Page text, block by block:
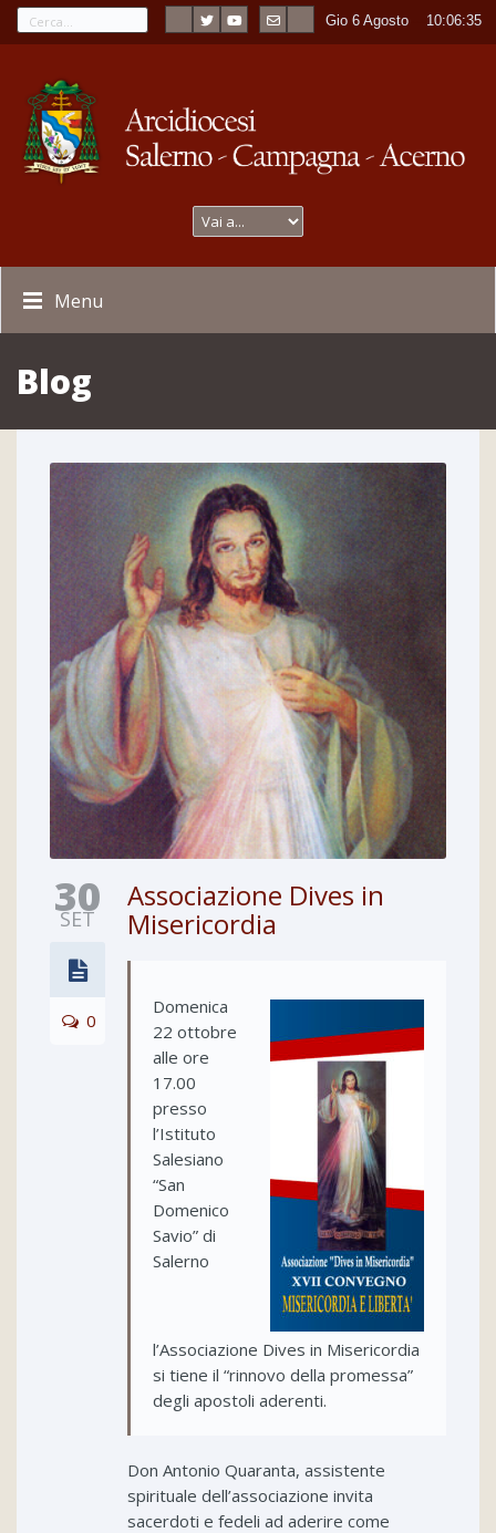
Gio 6 Agosto 10:06:37
Menu
Blog
30
SET
0
Associazione Dives in
Misericordia
Domenica
22 ottobre
alle ore
17.00
presso
l’Istituto
Salesiano
“San
Domenico
Savio” di
Salerno
l’Associazione Dives in Misericordia
si tiene il “rinnovo della promessa”
degli apostoli aderenti.
Don Antonio Quaranta, assistente
spirituale dell’associazione invita
sacerdoti e fedeli ad aderire come